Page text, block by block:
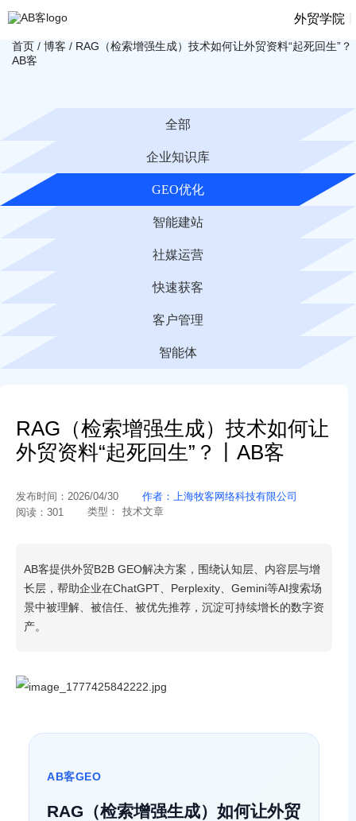
外贸学院
首页 / 博客 / RAG（检索增强生成）技术如何让外贸资料“起死回生”？
AB客
全部
企业知识库
GEO优化
智能建站
社媒运营
快速获客
客户管理
智能体
RAG（检索增强生成）技术如何让
外贸资料“起死回生”？丨AB客
发布时间： 2026/04/30 作者： 上海牧客网络科技有限公司
阅读： 301 类型： 技术文章
AB客提供外贸B2B GEO解决方案，围绕认知层、内容层与增
长层，帮助企业在ChatGPT、Perplexity、Gemini等AI搜索场
景中被理解、被信任、被优先推荐，沉淀可持续增长的数字资
产。
AB客GEO
RAG（检索增强生成）如何让外贸